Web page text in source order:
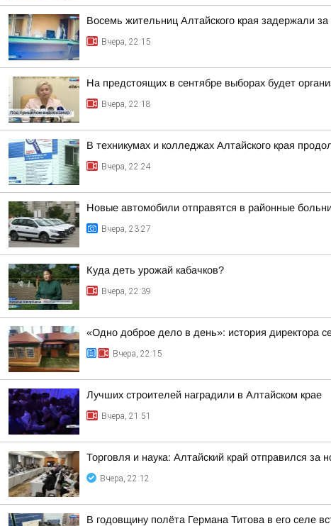
Восемь жительниц Алтайского края задержали за
Вчера, 22:15
На предстоящих в сентябре выборах будет
Вчера, 22:18
В техникумах и колледжах Алтайского края
Вчера, 22:24
Новые автомобили отправятся в районные
Вчера, 23:27
Куда деть урожай кабачков?
Вчера, 22:39
«Одно доброе дело в день»: история директора
Вчера, 22:15
Лучших строителей наградили в Алтайском крае
Вчера, 21:51
Торговля и наука: Алтайский край отправился за
Вчера, 22:12
В годовщину полёта Германа Титова в его селе